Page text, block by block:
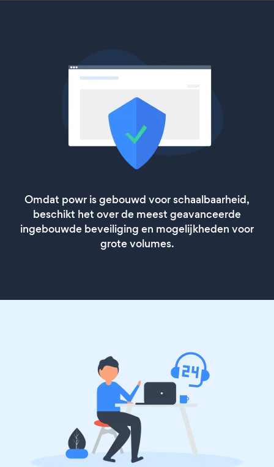
Omdat powr is gebouwd voor schaalbaarheid,
beschikt het over de meest geavanceerde
ingebouwde beveiliging en mogelijkheden voor
grote volumes.